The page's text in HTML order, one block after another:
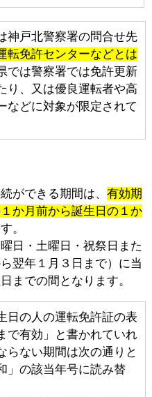
戸北警察署の問合せ先
転免許センターなどとは
では警察署では免許更新
り、又は優良運転者や高
などに対象が限定されて
ができる期間は、 有効期
か月前から誕生日の１か
。
日・土曜日・祝祭日また
翌年１月３日まで）に当
までの間となります。
日の人の運転免許証の表
で有効」と書かれていれ
らない期間は次の通りと
」の該当年号に読み替